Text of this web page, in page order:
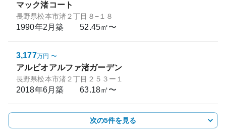
マック渚コート
長野県松本市渚２丁目８−１８
1990年2月築 52.45㎡〜
3,177万円 〜
アルビオアルファ渚ガーデン
長野県松本市渚２丁目２５３ー１
2018年6月築 63.18㎡〜
次の5件を見る